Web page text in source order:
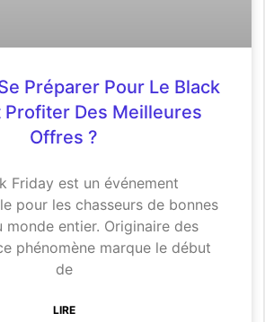
Préparer Pour Le Black
Profiter Des Meilleures
Offres ?
Friday est un événement
pour les chasseurs de bonnes
monde entier. Originaire des
phénomène marque le début
de
LIRE